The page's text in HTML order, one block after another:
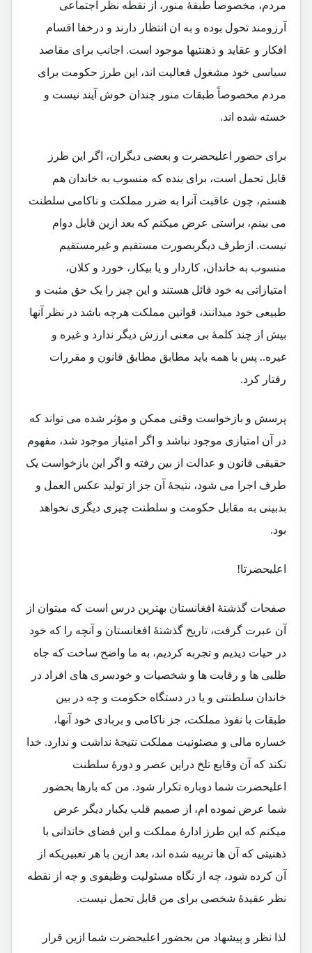
مردم، مخصوصاً طبقۀ منور، از نقطه نظر اجتماعی
آرزومند تحول بوده و به ان انتظار دارند و درخفا اقسام
افکار و عقاید و ذهنتیها موجود است. اجانب برای مقاصد
سیاسی خود مشغول فعالیت اند، این طرز حکومت برای
مردم مخصوصاً طبقات منور چندان خوش آیند نیست و
خسته شده اند.
برای حضور اعلیحضرت و بعضی دیگران، اگر این طرز
قابل تحمل است، برای بنده که منسوب به خاندان هم
هستم، چون عاقبت آنرا به ضرر مملکت و ناکامی سلطنت
می بینم، براستی عرض میکنم که بعد ازین قابل دوام
نیست. ازطرف دیگربصورت مستقیم و غیرمستقیم
منسوب به خاندان، کاردار و یا بیکار، خورد و کلان،
امتیازاتی به خود قائل هستند و این چیز را یک حق مثبت و
طبیعی خود میدانند، قوانین مملکت هرچه باشد در نظر آنها
بیش از چند کلمۀ بی معنی ارزش دیگر ندارد و غیره و
غیره.. پس با همه باید مطابق مطابق قانون و مقررات
رفتار کرد.
پرسش و بازخواست وقتی ممکن و مؤثر شده می تواند که
در آن امتیازی موجود نباشد و اگر امتیاز موجود شد، مفهوم
حقیقی قانون و عدالت از بین رفته و اگر این بازخواست یک
طرف اجرا می شود، نتیجۀ آن جز از تولید عکس العمل و
بدبینی به مقابل حکومت و سلطنت چیزی دیگری نخواهد
بود.
اعلیحضرتا!
صفحات گذشتۀ افغانستان بهترین درس است که میتوان از
آن عبرت گرفت، تاریخ گذشتۀ افغانستان و آنچه را که خود
در حیات دیدیم و تجربه کردیم، به ما واضح ساخت که جاه
طلبی ها و رقابت ها و شخصیات و خودسری های افراد در
خاندان سلطنتی و یا در دستگاه حکومت و چه در بین
طبقات با نفوذ مملکت، جز ناکامی و بربادی خود آنها،
خساره مالی و مصئونیت مملکت نتیجۀ نداشت و ندارد. خدا
نکند که آن وقایع تلخ دراین عصر و دورۀ سلطنت
اعلیحضرت شما دوباره تکرار شود. من که بارها بحضور
شما عرض نموده ام، از صمیم قلب یکبار دیگر عرض
میکنم که این طرز ادارۀ مملکت و این فضای خاندانی با
ذهنیتی که آن ها تربیه شده اند، بعد ازین با هر تعبیریکه از
آن کرده شود، چه از نگاه مسئولیت وظیفوی و چه از نقطه
نظر عقیدۀ شخصی برای من قابل تحمل نیست.
لذا نظر و پیشهاد من بحضور اعلیحضرت شما ازین قرار